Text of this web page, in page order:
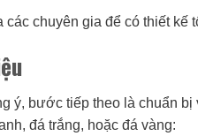
các chuyên gia để có thiết kế
ý, bước tiếp theo là chuẩn
đá trắng, hoặc đá vàng: